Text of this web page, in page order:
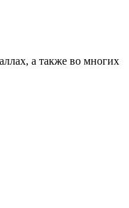
а также во многих